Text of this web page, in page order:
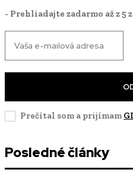
- Prehliadajte zadarmo až z 5
Prečítal som a prijímam
Posledné články